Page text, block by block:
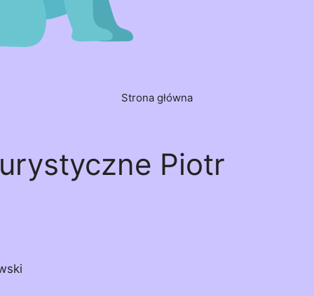
Strona główna
Piotr